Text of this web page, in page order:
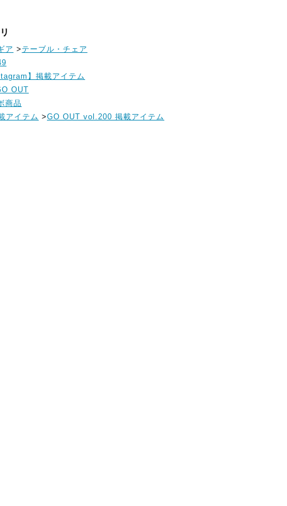
ア > テーブル・チェア
】掲載アイテム
OUT
商品
アイテム >GO OUT vol.200 掲載アイテム